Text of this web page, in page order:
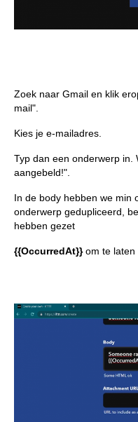
Zoek naar Gmail en klik
mail".
Kies je e-mailadres.
Typ dan een onderwerp in.
aangebeld!".
In de body hebben we min
onderwerp gedupliceerd,
hebben gezet
{{OccurredAt}}om te laten